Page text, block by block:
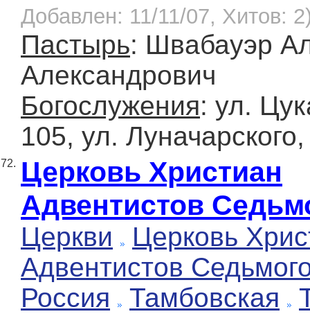
Добавлен: 11/11/07, Хитов:
Пастырь: Швабауэр
Александрович
Богослужения: ул.
105, ул.
72. Церковь Христиан
Адвентистов
Церкви
Церковь
Адвентистов
Россия
Тамбовская